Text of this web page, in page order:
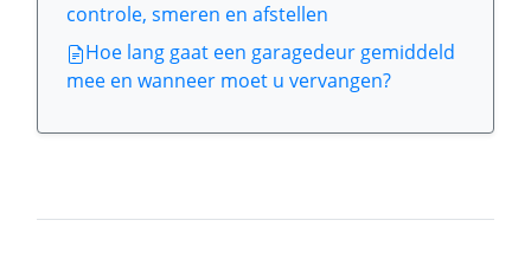
controle, smeren en afstellen
Hoe lang gaat een garagedeur gemiddeld
mee en wanneer moet u vervangen?